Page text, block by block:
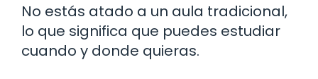
No estás atado a un aula tradicional,
lo que significa que puedes estudiar
cuando y donde quieras.